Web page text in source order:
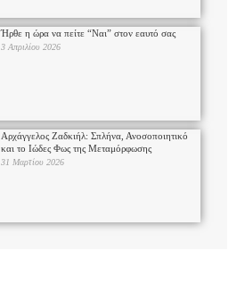
Ήρθε η ώρα να πείτε “Ναι” στον εαυτό σας
3 Απριλίου 2026
Αρχάγγελος Ζαδκιήλ: Σπλήνα, Ανοσοποιητικό
και το Ιώδες Φως της Μεταμόρφωσης
31 Μαρτίου 2026